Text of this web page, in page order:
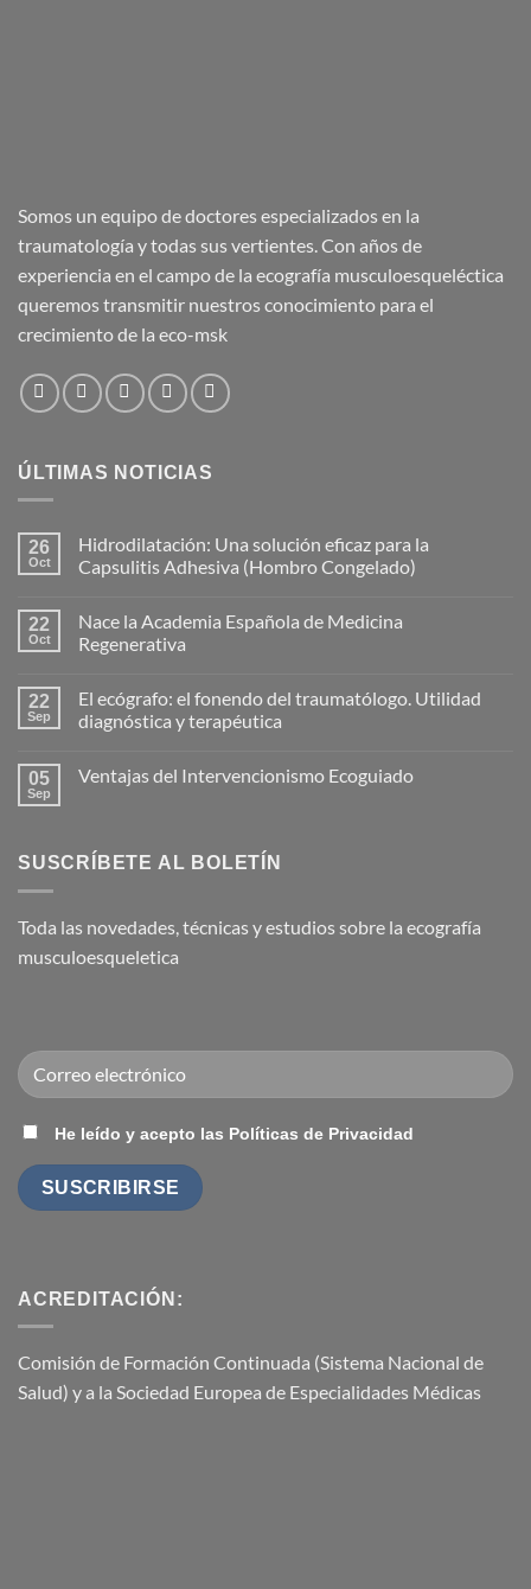
Somos un equipo de doctores especializados en la
traumatología y todas sus vertientes. Con años de
experiencia en el campo de la ecografía musculoesqueléctica
queremos transmitir nuestros conocimiento para el
crecimiento de la eco-msk
ÚLTIMAS NOTICIAS
26
Oct
Hidrodilatación: Una solución eficaz para la
Capsulitis Adhesiva (Hombro Congelado)
comentarios
en
Hidrodilatación:
eficaz
para
la
(Hombro
Congelado)
22
Oct
Nace la Academia Española de Medicina
Regenerativa
comentarios
en
Nace
Española
22
Sep
El ecógrafo: el fonendo del traumatólogo. Utilidad
diagnóstica y terapéutica
comentarios
fonendo
del
y
05
Sep
Ventajas del Intervencionismo Ecoguiado
Ventajas
SUSCRÍBETE AL BOLETÍN
Toda las novedades, técnicas y estudios sobre la ecografía
musculoesqueletica
He leído y acepto las Políticas de Privacidad
ACREDITACIÓN:
Comisión de Formación Continuada (Sistema Nacional de
Salud) y a la Sociedad Europea de Especialidades Médicas